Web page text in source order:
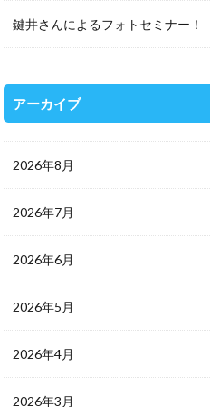
鍵井さんによるフォトセミナー！
アーカイブ
2026年8月
2026年7月
2026年6月
2026年5月
2026年4月
2026年3月